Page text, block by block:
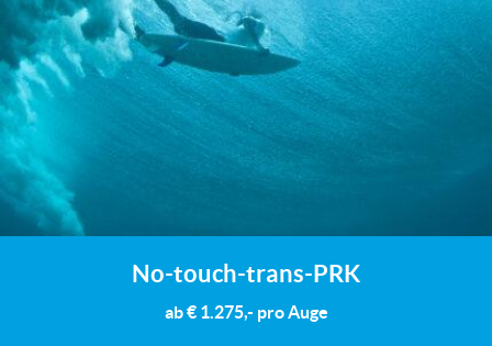
No-touch-trans-PRK
ab € 1.275,- pro Auge